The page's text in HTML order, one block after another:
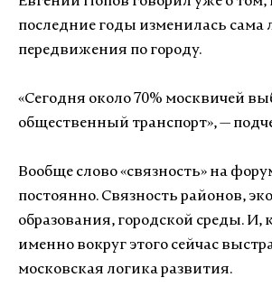
последние годы изменилась сама
передвижения по городу.
«Сегодня около 70% москвичей
общественный транспорт», —
Вообще слово «связность» на
постоянно. Связность районов,
образования, городской среды. И,
именно вокруг этого сейчас
московская логика развития.